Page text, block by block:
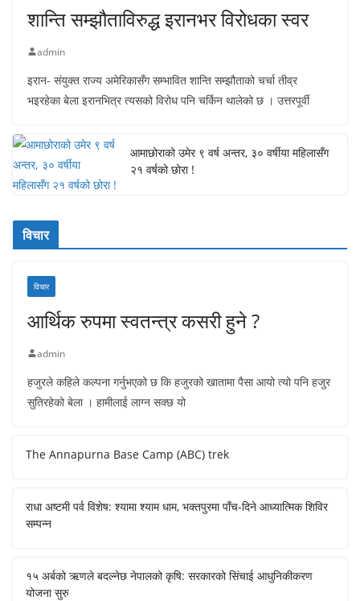
शान्ति सम्झौताविरुद्ध इरानभर विरोधका स्वर
admin
इरान- संयुक्त राज्य अमेरिकासँग सम्भावित शान्ति सम्झौताको चर्चा तीव्र
भइरहेका बेला इरानभित्र त्यसको विरोध पनि चर्किन थालेको छ । उत्तरपूर्वी
आमाछोराको उमेर ९ वर्ष अन्तर, ३० वर्षीया महिलासँग
२१ वर्षको छोरा !
विचार
विचार
आर्थिक रुपमा स्वतन्त्र कसरी हुने ?
admin
हजुरले कहिले कल्पना गर्नुभएको छ कि हजुरको खातामा पैसा आयो त्यो पनि हजुर
सुतिरहेको बेला । हामीलाई लाग्न सक्छ यो
The Annapurna Base Camp (ABC) trek
राधा अष्टमी पर्व विशेष: श्यामा श्याम धाम, भक्तपुरमा पाँच-दिने आध्यात्मिक शिविर
सम्पन्न
१५ अर्बको ऋणले बदल्नेछ नेपालको कृषि: सरकारको सिंचाई आधुनिकीकरण
योजना सुरु